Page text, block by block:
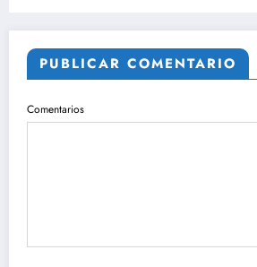
PUBLICAR COMENTARIO
Comentarios